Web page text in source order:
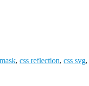
, css reflection, css svg,